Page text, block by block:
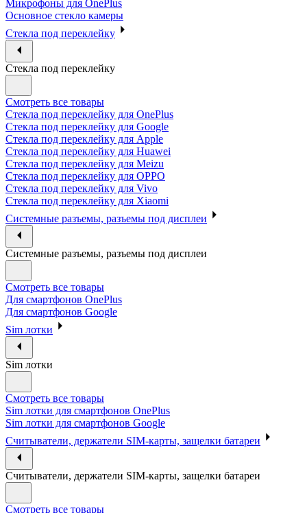
Микрофоны для OnePlus
Основное стекло камеры
Стекла под переклейку
Стекла под переклейку
Смотреть все товары
Стекла под переклейку для OnePlus
Стекла под переклейку для Google
Стекла под переклейку для Apple
Стекла под переклейку для Huawei
Стекла под переклейку для Meizu
Стекла под переклейку для OPPO
Стекла под переклейку для Vivo
Стекла под переклейку для Xiaomi
Системные разъемы, разъемы под дисплеи
Системные разъемы, разъемы под дисплеи
Смотреть все товары
Для смартфонов OnePlus
Для смартфонов Google
Sim лотки
Sim лотки
Смотреть все товары
Sim лотки для смартфонов OnePlus
Sim лотки для смартфонов Google
Считыватели, держатели SIM-карты, защелки батареи
Считыватели, держатели SIM-карты, защелки батареи
Смотреть все товары